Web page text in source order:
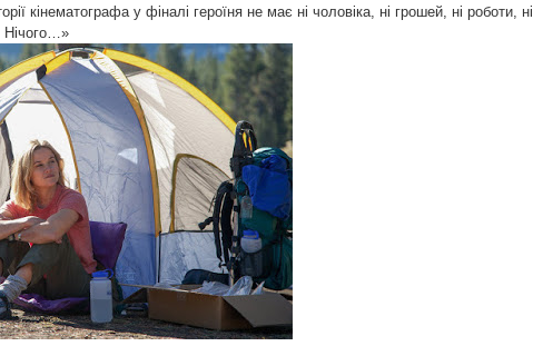
кінематографа у фіналі героїня не має ні чоловіка, ні грошей, ні роботи, ні
Нічого…»